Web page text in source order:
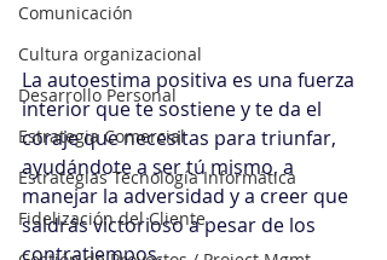
Comunicación
Cultura organizacional
Desarrollo Personal
Estrategia Comercial
Estrategias Tecnología Informática
Fidelización del Cliente
La autoestima positiva es una fuerza
interior que te sostiene y te da el
coraje que necesitas para triunfar,
ayudándote a ser tú mismo, a
manejar la adversidad y a creer que
saldrás victorioso a pesar de los
contratiempos.